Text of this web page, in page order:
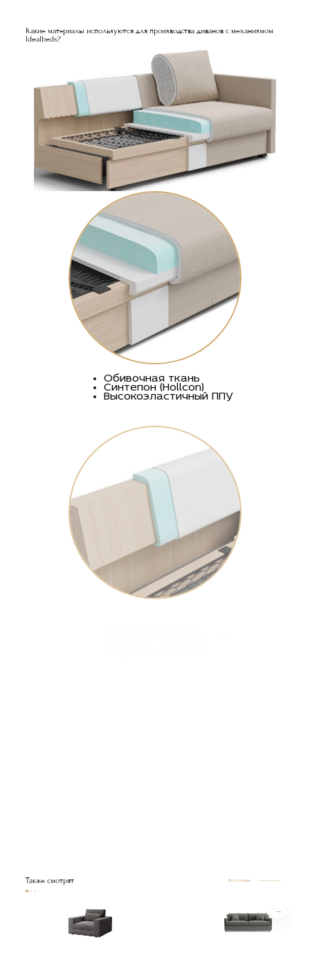
Какие материалы используются для производства диванов с механизмом
Idealbeds?
Обивочная ткань
Синтепон (Hollcon)
Высокоэластичный ППУ
Также смотрят Все товары